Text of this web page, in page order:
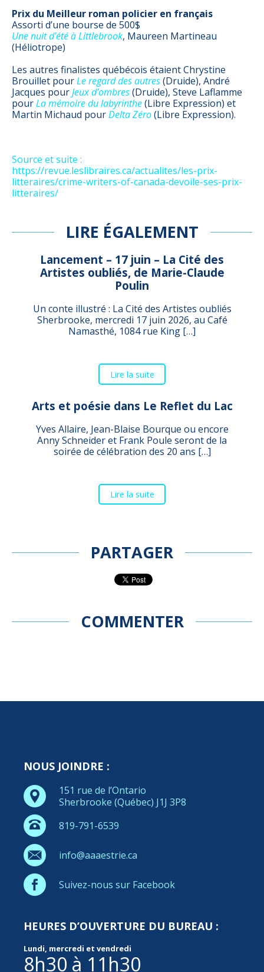
Prix du Meilleur roman policier en français
Assorti d’une bourse de 500$
Une nuit d’été à Littlebrook, Maureen Martineau
(Héliotrope)
Les autres finalistes québécois étaient Chrystine
Brouillet pourLe regard des autres(Druide), André
Jacques pourJeux d’ombres(Druide), Steve Laflamme
pourLa mémoire du labyrinthe(Libre Expression) et
Martin Michaud pourDelta Zéro(Libre Expression).
Source et suite :
https://revue.leslibraires.ca/actualites/les-prix-
litteraires/crime-writers-of-canada-devoile-ses-prix-
litteraires/
LIRE ÉGALEMENT
Lancement – 17 juin – La Cité des
Artistes oubliés, de Marie-Claude
Poulin
Un conte illustré : La Cité des Artistes oubliés
Sherbrooke, mercredi 17 juin 2026, au Café
Namasthé, 1084 rue King […]
Lire la suite
Arts et poésie dans Le Reflet du Lac
Yves Allaire, Jean-Blaise Bourque ou encore
Anny Schneider et Frank Poule seront de la
soirée de célébration des 20 ans […]
Lire la suite
PARTAGER
COMMENTER
NOUS JOINDRE :
151 rue de l’Ontario
Sherbrooke (Québec) J1J 3P8
819-791-6539
info@aaaestrie.ca
Suivez-nous sur Facebook
HEURES D’OUVERTURE DU BUREAU :
Lundi, mercredi et vendredi
8h30 à 11h30